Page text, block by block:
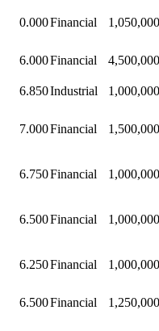
0.000Financial
6.000Financial
6.850Industrial
7.000Financial
6.750Financial
6.500Financial
6.250Financial
6.500Financial